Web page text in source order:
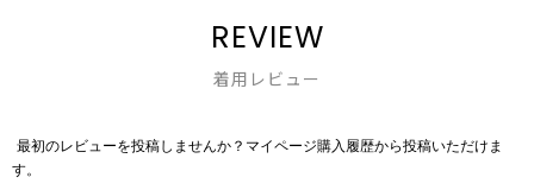
REVIEW
着用レビュー
評
価
最初のレビューを投稿しませんか？マイページ購入履歴から投稿いただけま
す。